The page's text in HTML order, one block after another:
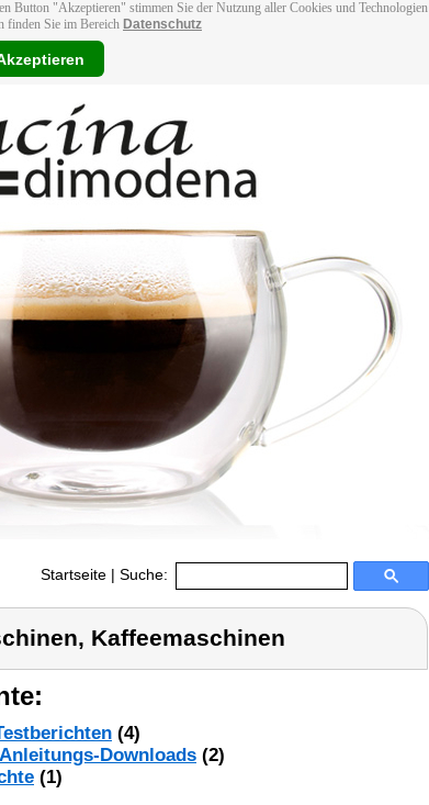
Button "Akzeptieren" stimmen Sie der Nutzung aller Cookies und Technologien
finden Sie im Bereich Datenschutz
Startseite | Suche:
Kaffeemaschinen
(4)
Downloads (2)
(1)